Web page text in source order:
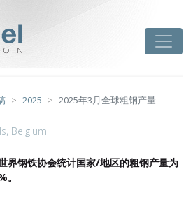
2025 2025年3月全球粗钢产量
Belgium
界钢铁协会统计国家/地区的粗钢产量为
。